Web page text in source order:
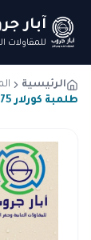
آبار
للمقاولات
الرئيسية
طلمبة كورلار 75 حصان 10 بوصة بداية 7 و 8 بوصة